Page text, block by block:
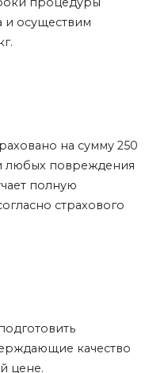
и осуществим
на сумму 250
любых повреждения
полную
страхового
качество
цене.